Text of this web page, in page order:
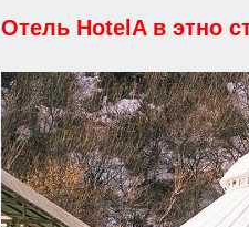
Отель HotelA в этно